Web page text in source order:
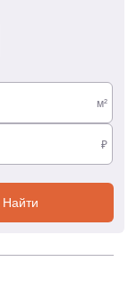
м²
₽
Найти